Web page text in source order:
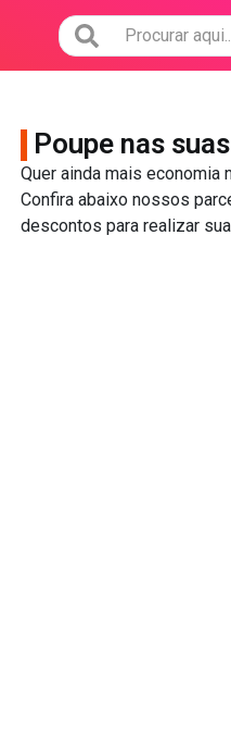
Poupe nas
Quer ainda mais economia
Confira abaixo nossos
descontos para realizar